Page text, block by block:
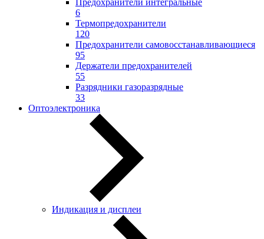
6
Термопредохранители
120
Предохранители самовосстанавливающиеся
95
Держатели предохранителей
55
Разрядники газоразрядные
33
Оптоэлектроника
Индикация и дисплеи